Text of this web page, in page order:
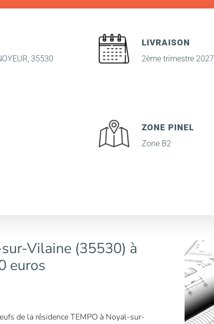
35530
LIVRAISON
2ème trimestre 2027
ZONE PINEL
Zone B2
Vilaine (35530) à
euros
de la résidence TEMPO à Noyal-sur-